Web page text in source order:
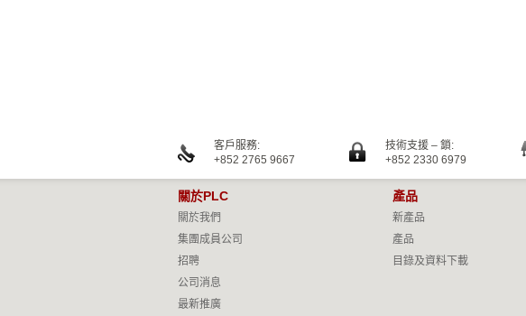
客戶服務:
+852 2765 9667
技術支援 – 鎖:
+852 2330 6979
關於PLC
關於我們
集團成員公司
招聘
公司消息
最新推廣
產品
新產品
產品
目錄及資料下載